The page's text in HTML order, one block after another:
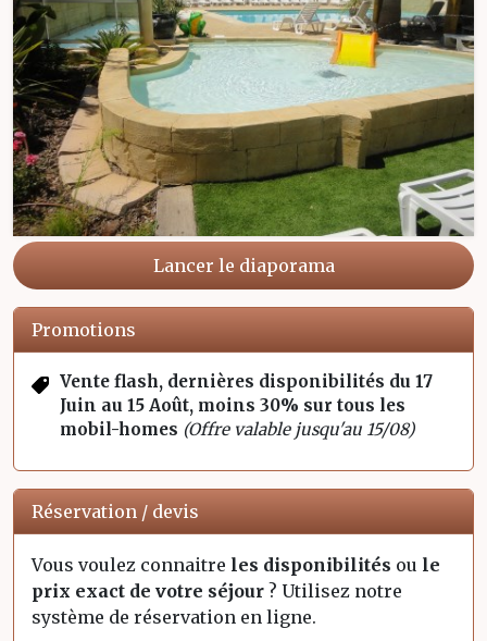
Lancer le diaporama
Promotions
Vente flash, dernières disponibilités du 17
Juin au 15 Août, moins 30% sur tous les
mobil-homes (Offre valable jusqu'au 15/08)
Réservation / devis
Vous voulez connaitre les disponibilités ou le
prix exact de votre séjour ? Utilisez notre
système de réservation en ligne.